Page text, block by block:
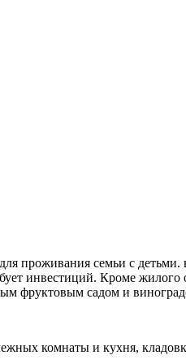
проживания семьи с
инвестиций. Кроме
фруктовым садом и
комнаты и кухня,